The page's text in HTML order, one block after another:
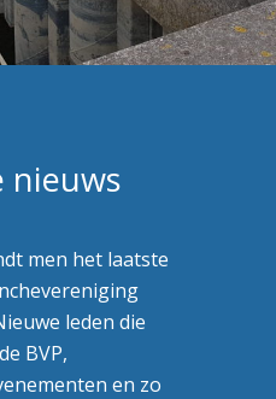
nieuws
men het laatste
leden die
BVP,
en zo